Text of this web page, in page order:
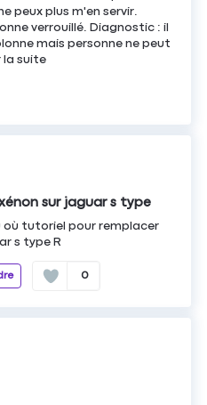
peux plus m'en servir.
verrouillé. Diagnostic : il
mais personne ne peut
la suite
sur jaguar s type
où tutoriel pour remplacer
s type R
0